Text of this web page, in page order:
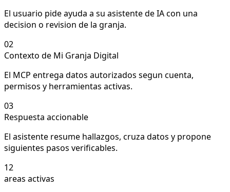
El usuario pide ayuda a su asistente de IA con una
decision o revision de la granja.
02
Contexto de Mi Granja Digital
El MCP entrega datos autorizados segun cuenta,
permisos y herramientas activas.
03
Respuesta accionable
El asistente resume hallazgos, cruza datos y propone
siguientes pasos verificables.
12
areas activas